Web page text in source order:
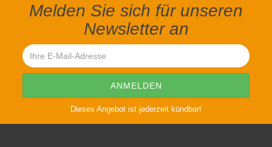
Melden Sie sich für unseren
Newsletter an
Dieses Angebot ist jederzeit kündbar!